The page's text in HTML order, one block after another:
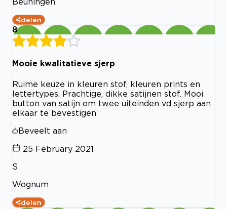
delen
8
Mooie kwalitatieve sjerp
Ruime keuze in kleuren stof, kleuren prints en
lettertypes. Prachtige, dikke satijnen stof. Mooi
button van satijn om twee uiteinden vd sjerp aan
elkaar te bevestigen
Beveelt aan
25 February 2021
S
Wognum
delen